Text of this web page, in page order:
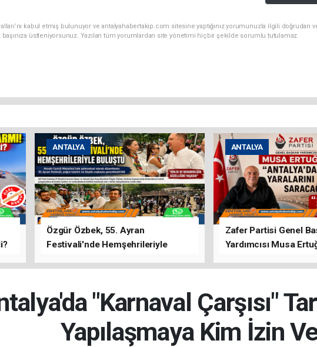
kabul etmiş bulunuyor ve antalyahabertakip.com sitesine yaptığınız yorumunuzla ilgili doğrudan
üstleniyorsunuz. Yazılan tüm yorumlardan site yönetimi hiçbir şekilde sorumlu tutulamaz.
ANTALYA
Özgür Özbek, 55. Ayran
Festivali'nde Hemşehrileriyle
ANTALYA
Zafer Partisi Genel
Yardımcısı Musa
"Karnaval Çarşısı"
Yapılaşmaya Kim İzin